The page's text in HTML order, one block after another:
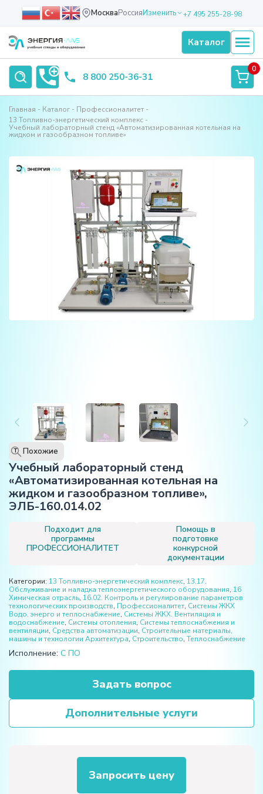
МоскваРоссияИзменить +7 495 255-28-98
Каталог
8 800 250-36-31
0
Главная Каталог
Профессионалитет
13 Топливно-энергетический комплекс
Учебный лабораторный стенд «Автоматизированная котельная на
жидком и газообразном топливе»
T Похожие
Учебный лабораторный стенд
«Автоматизированная котельная на
жидком и газообразном топливе»,
ЭЛБ-160.014.02
Подходит для
программы
ПРОФЕССИОНАЛИТЕТ
Помощь в
подготовке
конкурсной
документации
Категории: 13 Топливно-энергетический комплекс, 13.17.
Обслуживание и наладка теплоэнергетического оборудования, 16
Химическая отрасль, 16.02. Контроль и регулирование параметров
технологических производств, Профессионалитет, Системы ЖКХ
Водо, энерго и теплоснабжение, Системы ЖКХ. Вентиляция и
водоснабжение, Системы отопления, Системы теплоснабжения и
вентиляции, Средства автоматизации, Строительные материалы,
машины и технологии Архитектура, Строительство, Теплоснабжение
Исполнение: С ПО
Задать вопрос
Дополнительные услуги
Запросить цену